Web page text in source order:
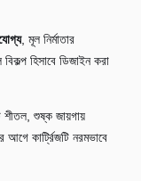
, মূল নির্মাতার
হিসাবে ডিজাইন করা
শীতল, শুষ্ক জায়গায়
কার্ট্রিজটি নরমভাবে